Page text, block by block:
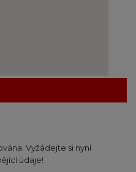
Vyžádejte si nyní
údaje!